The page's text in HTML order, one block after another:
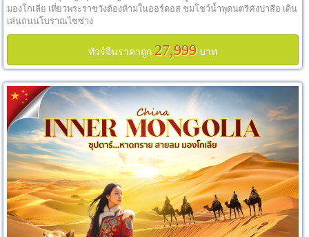
มองโกเลีย เที่ยวพระราชวังต้องห้ามในออร์ดอส ชมโชว์น้ำพุดนตรีคังปาสือ เดิน
เล่นถนนโบราณไซซ่าง
ทัวร์จีนราคาถูก 27,999บาท